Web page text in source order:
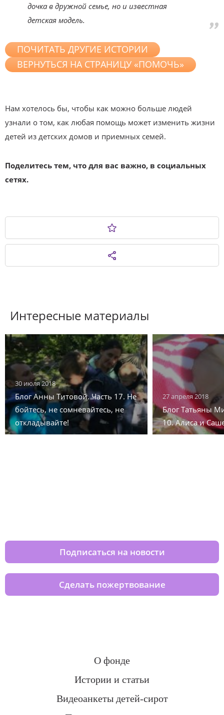
дочка в дружной семье, но и известная
детская модель.
ПОЧИТАТЬ ДРУГИЕ ИСТОРИИ
ВЕРНУТЬСЯ НА СТРАНИЦУ «ПОМОЧЬ»
Нам хотелось бы, чтобы как можно больше людей
узнали о том, как любая помощь может изменить жизни
детей из детских домов и приемных семей.
Поделитесь тем, что для вас важно, в социальных
сетях.
Интересные материалы
30 июля 2018
Блог Анны Титовой. Часть 17. Не
бойтесь, не сомневайтесь, не
откладывайте!
27 апреля 2018
Блог Татьяны
10. Алиса и
Подписаться на новости
Сделать пожертвование
О фонде
Истории и статьи
Видеоанкеты детей-сирот